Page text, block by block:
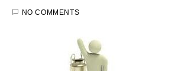
NO COMMENTS